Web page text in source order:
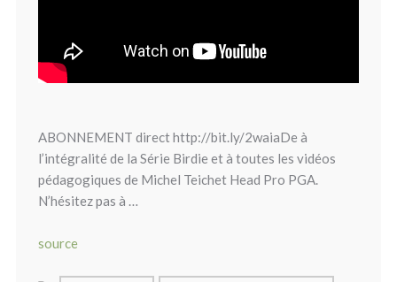
ABONNEMENT direct http://bit.ly/2waiaDe à
l’intégralité de la Série Birdie et à toutes les vidéos
pédagogiques de Michel Teichet Head Pro PGA.
N’hésitez pas à …
source